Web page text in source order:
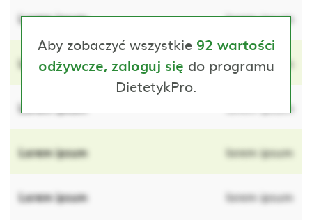
Lorem ipsum lorem ipsum
Lorem ipsum lorem ipsum
Lorem ipsum lorem ipsum
Lorem ipsum lorem ipsum
Lorem ipsum lorem ipsum
Aby zobaczyć wszystkie 92 wartości
odżywcze, zaloguj się do programu
DietetykPro.